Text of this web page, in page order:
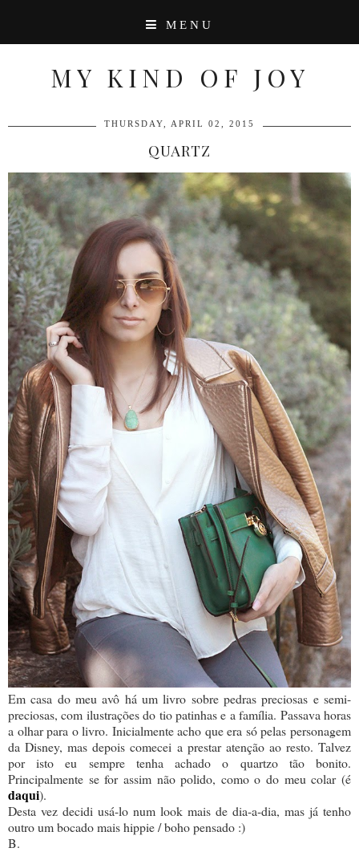
MENU
MY KIND OF JOY
THURSDAY, APRIL 02, 2015
QUARTZ
Em casa do meu avô há um livro sobre pedras preciosas e semi-
preciosas, com ilustrações do tio patinhas e a família. Passava horas
a olhar para o livro. Inicialmente acho que era só pelas personagem
da Disney, mas depois comecei a prestar atenção ao resto. Talvez
por isto eu sempre tenha achado o quartzo tão bonito.
Principalmente se for assim não polido, como o do meu colar (é
daqui).
Desta vez decidi usá-lo num look mais de dia-a-dia, mas já tenho
outro um bocado mais hippie / boho pensado :)
B.